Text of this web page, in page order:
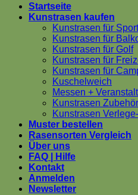
Startseite
Kunstrasen kaufen
Kunstrasen für
Kunstrasen für
Kunstrasen für Golf
Kunstrasen für
Kunstrasen für
Kuschelweich
Messen +
Kunstrasen Zubehör
Kunstrasen
Muster bestellen
Rasensorten Vergleich
Über uns
FAQ | Hilfe
Kontakt
Anmelden
Newsletter